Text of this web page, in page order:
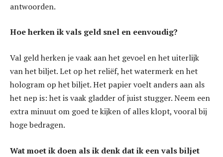
antwoorden.
Hoe herken ik vals geld snel en eenvoudig?
Val geld herken je vaak aan het gevoel en het uiterlijk
van het biljet. Let op het reliëf, het watermerk en het
hologram op het biljet. Het papier voelt anders aan als
het nep is: het is vaak gladder of juist stugger. Neem een
extra minuut om goed te kijken of alles klopt, vooral bij
hoge bedragen.
Wat moet ik doen als ik denk dat ik een vals biljet